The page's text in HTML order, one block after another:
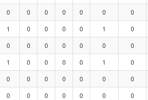
0 0 0 0 0 0 0
1 0 0 0 0 1 0
0 0 0 0 0 0 0
1 0 0 0 0 1 0
0 0 0 0 0 0 0
0 0 0 0 0 0 0